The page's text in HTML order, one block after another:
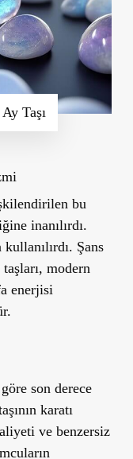
Taşı
bu
inanılırdı.
Şans
modern
enerjisi
son derece
karatı
ve benzersiz